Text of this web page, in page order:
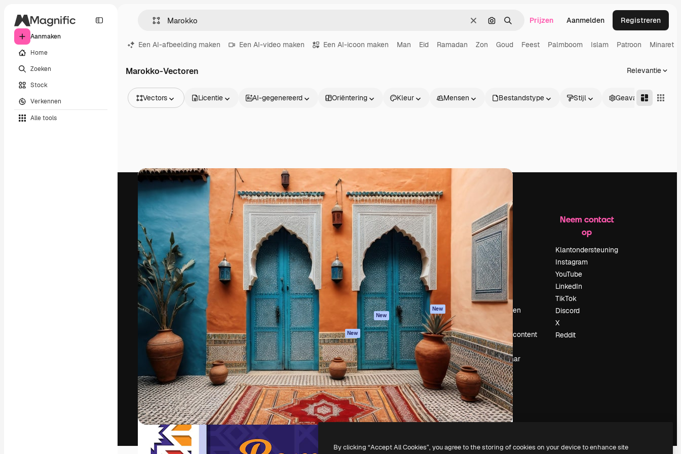
Aanmaken
Home
Zoeken
Stock
Verkennen
Alle tools
WissenZoeken op afbeelding
ZoekenPrijzen Aanmelden Registreren
Een AI-afbeelding maken Een AI-video maken Een AI-icoon maken Man Eid Ramadan Zon Goud Feest Palmboom Islam Patroon Minaret
Marokko-Vectoren Relevantie
Vectors
Video's
Filmmateriaal
Dynamische afbeeldingen
Videosjablonen
Iconen
3D-modellen
Lettertypen
Licentie AI-gegenereerd Oriëntering Kleur Mensen Bestandstype Stijl Geavanceerd
Het creatieve platform om je beste werk te
creëren. Meer dan 1 miljoen abonnees
onder creatievelingen, ondernemingen,
bureaus en studio's.
Nederlands
Producten
Spaces
AI-assistent
AI Image Generator
AI Video Generator
AI Voice Generator
Stockcontent
MCP voor
Claude/ChatGPT
New
Agenten New
API
Mobiele app
Alle Magnific-tools
Aan de slag
Academy
Documentatie
Ondersteuning
Algemene
voorwaarden
Privacybeleid
Originelen
New
Cookiebeleid
Vertrouwenscentrum
Partners
Onderneming
Bedrijf
Prijzen
Over ons
Reviews
Vacatures
Zoektrends
Blog
Evenementen
Verkoop je content
Perszaal
Op zoek naar
magnific.ai
Neem contact
op
Klantondersteuning
Instagram
YouTube
LinkedIn
TikTok
Discord
X
Reddit
Copyright © 2010-2026Freepik Company S.L.U.Alle rechten voorbehouden.
By clicking “Accept All Cookies”, you agree to the storing of cookies on your device to enhance site